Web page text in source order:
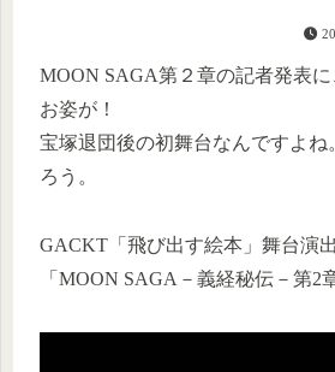
MOON SAGA第２章の記者発表
お姿が！
宝塚退団後の初舞台なんですよね
ろう。
GACKT「飛び出す絵本」舞台演
「MOON SAGA－義経秘伝－第2